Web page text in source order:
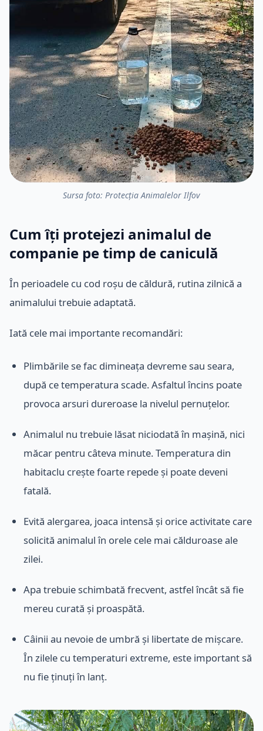
Sursa foto: Protecția Animalelor Ilfov
Cum îți protejezi animalul de
companie pe timp de caniculă
În perioadele cu cod roșu de căldură, rutina zilnică a
animalului trebuie adaptată.
Iată cele mai importante recomandări:
Plimbările se fac dimineața devreme sau seara,
după ce temperatura scade. Asfaltul încins poate
provoca arsuri dureroase la nivelul pernuțelor.
Animalul nu trebuie lăsat niciodată în mașină, nici
măcar pentru câteva minute. Temperatura din
habitaclu crește foarte repede și poate deveni
fatală.
Evită alergarea, joaca intensă și orice activitate care
solicită animalul în orele cele mai călduroase ale
zilei.
Apa trebuie schimbată frecvent, astfel încât să fie
mereu curată și proaspătă.
Câinii au nevoie de umbră și libertate de mișcare.
În zilele cu temperaturi extreme, este important să
nu fie ținuți în lanț.